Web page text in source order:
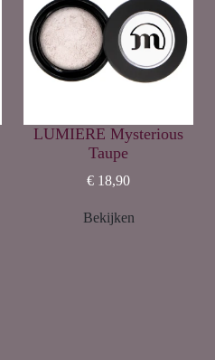
LUMIERE Mysterious
Taupe
€ 18,90
Bekijken